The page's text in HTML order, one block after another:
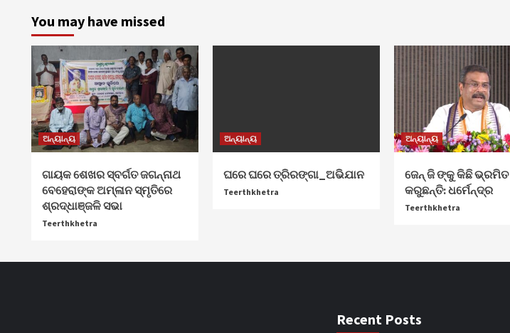
You may have missed
ଅନ୍ୟାନ୍ୟ
ଗାୟକ ଶେଖର ସ୍ବର୍ଗତ ଜଗନ୍ନାଥ
ବେହେରାଙ୍କ ଅମ୍ଳାନ ସ୍ମୃତିରେ
ଶ୍ରଦ୍ଧାଞ୍ଜଳି ସଭା
Teerthkhetra
ଅନ୍ୟାନ୍ୟ
ଘରେ ଘରେ ତ୍ରିରଙ୍ଗା_ଅଭିଯାନ
Teerthkhetra
ଅନ୍ୟାନ୍ୟ
ଜେନ୍‌ ଜି ଙ୍କୁ କିଛି ଭ୍ରମିତ
କରୁଛନ୍ତି: ଧର୍ମେନ୍ଦ୍ର
Teerthkhetra
Recent Posts